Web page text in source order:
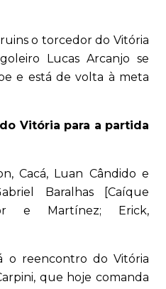
o torcedor do Vitória
Lucas Arcanjo se
e está de volta à meta
Vitória para a partida
Cacá, Luan Cândido e
Baralhas [Caíque
e Martínez; Erick,
o reencontro do Vitória
que hoje comanda